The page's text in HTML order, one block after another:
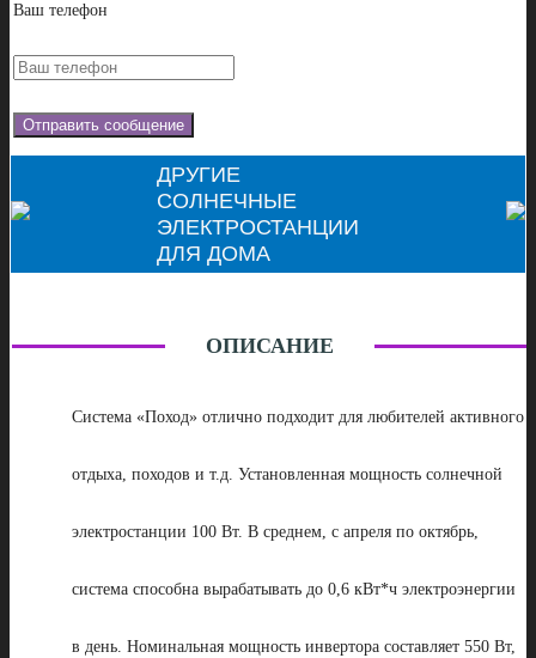
Ваш телефон
ДРУГИЕ
СОЛНЕЧНЫЕ
ЭЛЕКТРОСТАНЦИИ
ДЛЯ ДОМА
ОПИСАНИЕ
Система «Поход» отлично подходит для любителей активного
отдыха, походов и т.д. Установленная мощность солнечной
электростанции 100 Вт. В среднем, с апреля по октябрь,
система способна вырабатывать до 0,6 кВт*ч электроэнергии
в день. Номинальная мощность инвертора составляет 550 Вт,